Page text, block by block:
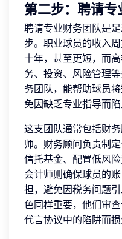
第二步：聘请
聘请专业财务团队是
步。职业球员的收入
十年，甚至更短，而
务、投资、风险管理
务团队，能帮助球员
免因缺乏专业指导而陷
这支团队通常包括财
师。财务顾问负责制
信托基金、配置低风
会计师则确保球员的
担，避免因税务问题
色同样重要，他们审
代言协议中的陷阱而损